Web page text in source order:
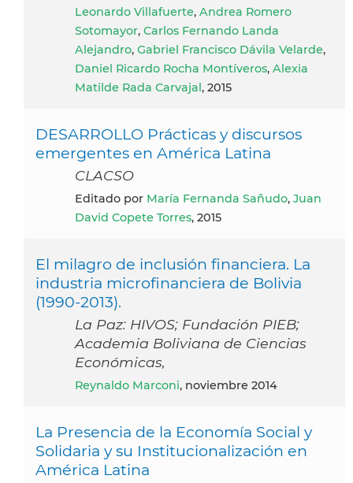
Leonardo Villafuerte, Andrea Romero
Sotomayor, Carlos Fernando Landa
Alejandro, Gabriel Francisco Dávila Velarde,
Daniel Ricardo Rocha Montíveros, Alexia
Matilde Rada Carvajal, 2015
DESARROLLO Prácticas y discursos
emergentes en América Latina
CLACSO
Editado por María Fernanda Sañudo, Juan
David Copete Torres, 2015
El milagro de inclusión financiera. La
industria microfinanciera de Bolivia
(1990-2013).
La Paz: HIVOS; Fundación PIEB;
Academia Boliviana de Ciencias
Económicas,
Reynaldo Marconi, noviembre 2014
La Presencia de la Economía Social y
Solidaria y su Institucionalización en
América Latina